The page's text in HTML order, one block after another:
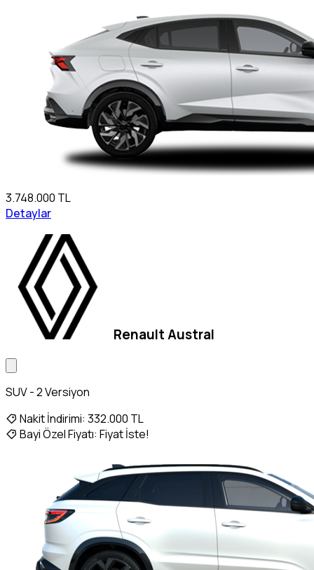
3.748.000 TL
Detaylar
Renault Austral
SUV - 2 Versiyon
Nakit İndirimi: 332.000 TL
Bayi Özel Fiyatı: Fiyat İste!